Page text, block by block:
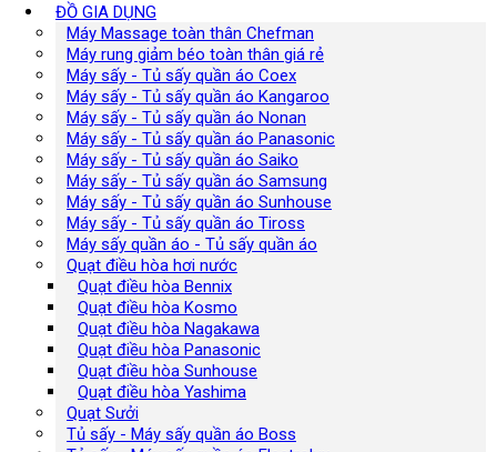
ĐỒ GIA DỤNG
Máy Massage toàn thân Chefman
Máy rung giảm béo toàn thân giá rẻ
Máy sấy - Tủ sấy quần áo Coex
Máy sấy - Tủ sấy quần áo Kangaroo
Máy sấy - Tủ sấy quần áo Nonan
Máy sấy - Tủ sấy quần áo Panasonic
Máy sấy - Tủ sấy quần áo Saiko
Máy sấy - Tủ sấy quần áo Samsung
Máy sấy - Tủ sấy quần áo Sunhouse
Máy sấy - Tủ sấy quần áo Tiross
Máy sấy quần áo - Tủ sấy quần áo
Quạt điều hòa hơi nước
Quạt điều hòa Bennix
Quạt điều hòa Kosmo
Quạt điều hòa Nagakawa
Quạt điều hòa Panasonic
Quạt điều hòa Sunhouse
Quạt điều hòa Yashima
Quạt Sưởi
Tủ sấy - Máy sấy quần áo Boss